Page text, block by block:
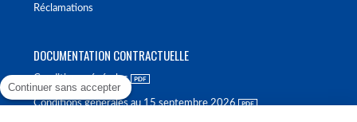
Réclamations
DOCUMENTATION CONTRACTUELLE
Conditions générales
Conditions générales au 15 septembre 2026
Continuer sans accepter